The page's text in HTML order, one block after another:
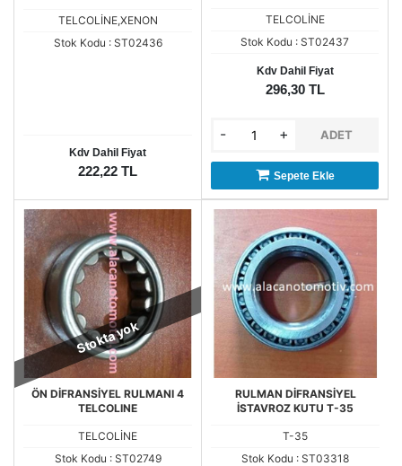
TELCOLİNE,XENON
Stok Kodu : ST02436
Kdv Dahil Fiyat
222,22 TL
TELCOLİNE
Stok Kodu : ST02437
Kdv Dahil Fiyat
296,30 TL
- + ADET
Sepete Ekle
Stokta yok
ÖN DİFRANSİYEL RULMANI 4
TELCOLINE
TELCOLİNE
Stok Kodu : ST02749
RULMAN DİFRANSİYEL
İSTAVROZ KUTU T-35
T-35
Stok Kodu : ST03318